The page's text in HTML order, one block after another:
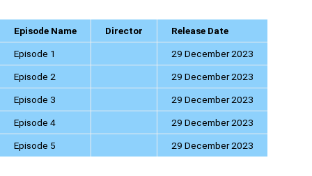
Episode Name Director Release Date
Episode 1 29 December 2023
Episode 2 29 December 2023
Episode 3 29 December 2023
Episode 4 29 December 2023
Episode 5 29 December 2023